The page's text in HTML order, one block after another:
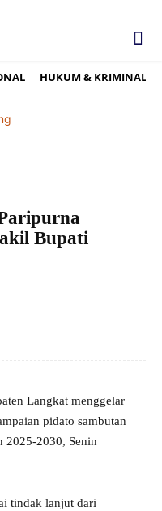
HUKUM & KRIMINAL
Bupati
Langkat menggelar
pidato sambutan
2025-2030, Senin
tindak lanjut dari